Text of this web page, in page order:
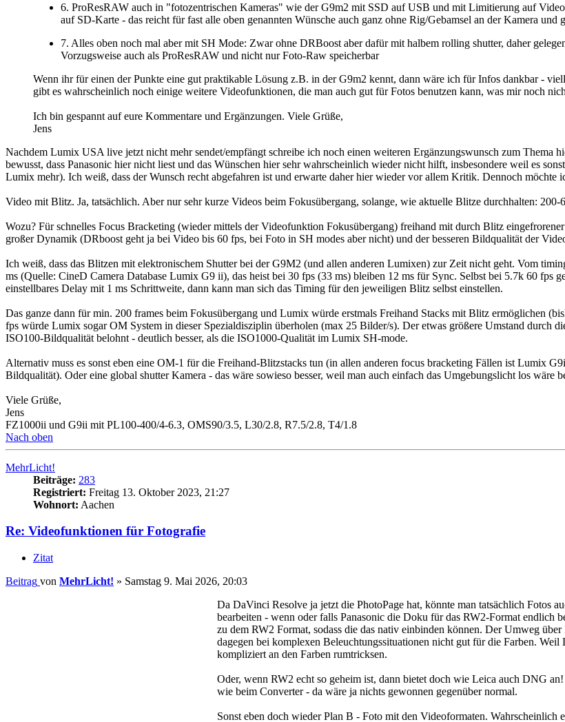
6. ProResRAW auch in "fotozentrischen Kameras" wie der G9m2 mit SSD auf USB und mit Limitierung auf
auf SD-Karte - das reicht für fast alle oben genannten Wünsche auch ganz ohne Rig/Gebamsel an der Kamera
7. Alles oben noch mal aber mit SH Mode: Zwar ohne DRBoost aber dafür mit halbem rolling shutter, daher
Vorzugsweise auch als ProResRAW und nicht nur Foto-Raw speicherbar
Wenn ihr für einen der Punkte eine gut praktikable Lösung z.B. in der G9m2 kennt, dann wäre ich für Infos dankbar -
gibt es wahrscheinlich noch einige weitere Videofunktionen, die man auch gut für Fotos benutzen kann, was mir noch
Ich bin gespannt auf eure Kommentare und Ergänzungen. Viele Grüße,
Jens
Nachdem Lumix USA live jetzt nicht mehr sendet/empfängt schreibe ich noch einen weiteren Ergänzungswunsch zum Thema
bewusst, dass Panasonic hier nicht liest und das Wünschen hier sehr wahrscheinlich wieder nicht hilft, insbesondere weil es
Lumix mehr). Ich weiß, dass der Wunsch recht abgefahren ist und erwarte daher hier wieder vor allem Kritik. Dennoch möchte
Video mit Blitz. Ja, tatsächlich. Aber nur sehr kurze Videos beim Fokusübergang, solange, wie aktuelle Blitze durchhalten:
Wozu? Für schnelles Focus Bracketing (wieder mittels der Videofunktion Fokusübergang) freihand mit durch Blitz
großer Dynamik (DRboost geht ja bei Video bis 60 fps, bei Foto in SH modes aber nicht) und der besseren Bildqualität der
Ich weiß, dass das Blitzen mit elektronischem Shutter bei der G9M2 (und allen anderen Lumixen) zur Zeit nicht geht. Vom
ms (Quelle: CineD Camera Database Lumix G9 ii), das heist bei 30 fps (33 ms) bleiben 12 ms für Sync. Selbst bei 5.7k 60 fps
einstellbares Delay mit 1 ms Schrittweite, dann kann man sich das Timing für den jeweiligen Blitz selbst einstellen.
Das ganze dann für min. 200 frames beim Fokusübergang und Lumix würde erstmals Freihand Stacks mit Blitz ermöglichen
fps würde Lumix sogar OM System in dieser Spezialdisziplin überholen (max 25 Bilder/s). Der etwas größere Umstand durch
ISO100-Bildqualität belohnt - deutlich besser, als die ISO1000-Qualität im Lumix SH-mode.
Alternativ muss es sonst eben eine OM-1 für die Freihand-Blitzstacks tun (in allen anderen focus bracketing Fällen ist Lumix
Bildqualität). Oder eine global shutter Kamera - das wäre sowieso besser, weil man auch einfach das Umgebungslicht los wäre
Viele Grüße,
Jens
FZ1000ii und G9ii mit PL100-400/4-6.3, OMS90/3.5, L30/2.8, R7.5/2.8, T4/1.8
Nach oben
MehrLicht!
Beiträge: 283
Registriert: Freitag 13. Oktober 2023, 21:27
Wohnort: Aachen
Re: Videofunktionen für Fotografie
Zitat
Beitrag von MehrLicht! » Samstag 9. Mai 2026, 20:03
Da DaVinci Resolve ja jetzt die PhotoPage hat, könnte man tatsächlich Fotos
bearbeiten - wenn oder falls Panasonic die Doku für das RW2-Format
zu dem RW2 Format, sodass die das nativ einbinden können. Der Umweg
dagegen bei komplexen Beleuchtungssituationen nicht gut für die Farben.
kompliziert an den Farben rumtricksen.
Oder, wenn RW2 echt so geheim ist, dann bietet doch wie Leica auch DNG
wie beim Converter - da wäre ja nichts gewonnen gegenüber normal.
Sonst eben doch wieder Plan B - Foto mit den Videoformaten. Wahrscheinlich